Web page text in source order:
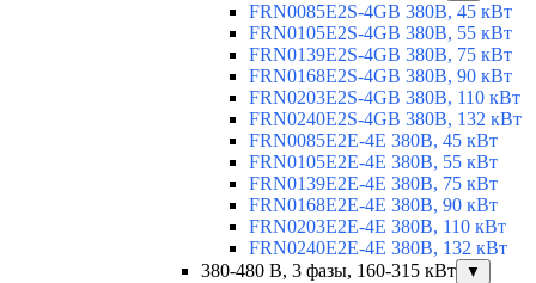
FRN0085E2S-4GB 380В, 45 кВт
FRN0105E2S-4GB 380В, 55 кВт
FRN0139E2S-4GB 380В, 75 кВт
FRN0168E2S-4GB 380В, 90 кВт
FRN0203E2S-4GB 380В, 110 кВт
FRN0240E2S-4GB 380В, 132 кВт
FRN0085E2E-4E 380В, 45 кВт
FRN0105E2E-4E 380В, 55 кВт
FRN0139E2E-4E 380В, 75 кВт
FRN0168E2E-4E 380В, 90 кВт
FRN0203E2E-4E 380В, 110 кВт
FRN0240E2E-4E 380В, 132 кВт
380-480 В, 3 фазы, 160-315 кВт
▼